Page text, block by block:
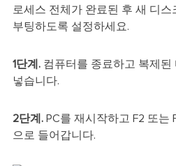
로세스 전체가 완료된 후 새 디
부팅하도록 설정하세요.
1단계.컴퓨터를 종료하고 복제된
넣습니다.
2단계.PC를 재시작하고 F2 또는
으로 들어갑니다.